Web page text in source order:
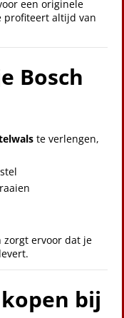
een originele
profiteert altijd van
Bosch
te verlengen,
zorgt ervoor dat je
bij